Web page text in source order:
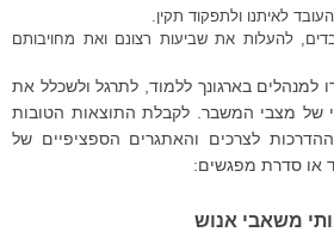
לאיתנו ולתפקוד תקין.
להעלות את שביעות רצונם ואת מחויבותם
למנהלים בארגונך ללמוד, לתרגל ולשכלל את
של מצבי המשבר. לקבלת התוצאות הטובות
לצרכים והאתגרים הספציפיים של
או סדרת מפגשים:
משאבי אנוש